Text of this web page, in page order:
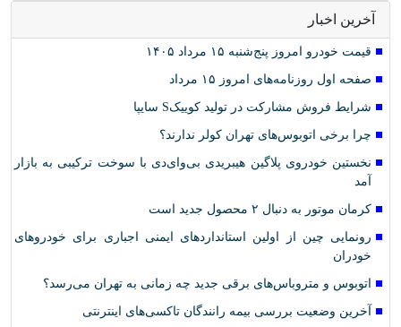
آخرین اخبار
قیمت خودرو امروز پنج‌شنبه ۱۵ مرداد ۱۴۰۵
صفحه اول روزنامه‌های امروز ۱۵ مرداد
شرایط فروش مشارکت در تولید کوییکS سایپا
چرا برخی اتوبوس‌های تهران کولر ندارند؟
نخستین خودروی پلاگین هیبریدی بی‌وای‌دی با سوخت ترکیبی به بازار
آمد
کرمان موتور به دنبال ۲ محصول جدید است
رونمایی چین از اولین استانداردهای ایمنی اجباری برای خودروهای
خودران
اتوبوس و متروباس‌های برقی جدید چه زمانی به تهران می‌رسد؟
آخرین وضعیت بررسی بیمه رانندگان تاکسی‌های اینترنتی